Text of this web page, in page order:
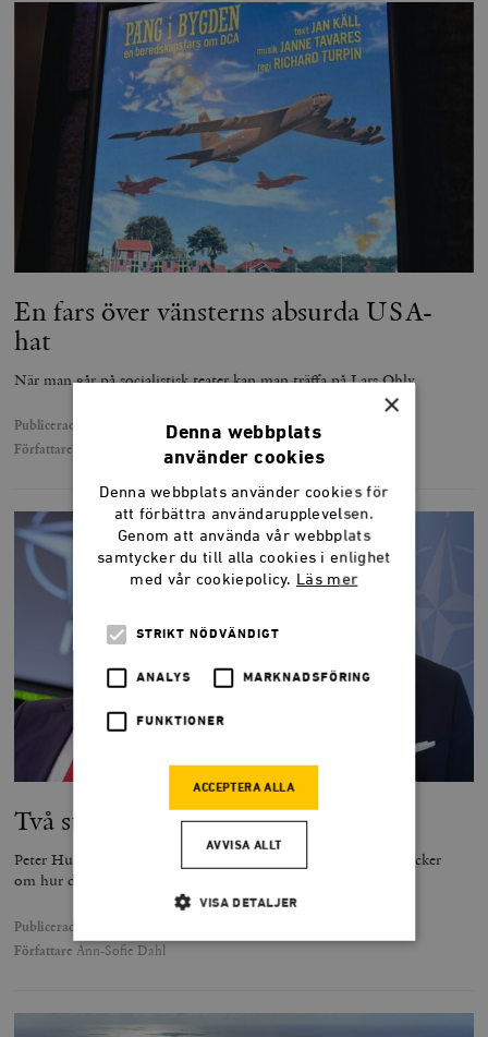
En fars över vänsterns absurda USA-
hat
När man går på socialistisk teater kan man träffa på Lars Ohly.
Publicerad
31 oktober 2025
Författare
Carl-Vincent Reimers
Två storsvenskar i Nato-processen
Peter Hultqvist och Tobias Billström är båda aktuella med böcker
om hur det gick till när Sverige blev Nato-medlem.
Publicerad
Författare Ann-Sofie Dahl
×
Denna webbplats
använder cookies
Denna webbplats använder cookies för
att förbättra användarupplevelsen.
Genom att använda vår webbplats
samtycker du till alla cookies i enlighet
med vår cookiepolicy. Läs mer
STRIKT NÖDVÄNDIGT
ANALYS MARKNADSFÖRING
FUNKTIONER
ACCEPTERA ALLA
AVVISA ALLT
VISA DETALJER
Marknadsföring Funktioner